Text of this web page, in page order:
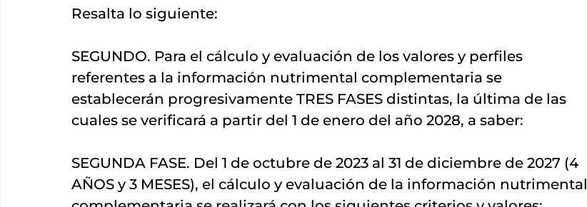
Resalta lo siguiente:
SEGUNDO. Para el cálculo y evaluación de los valores y perfiles
referentes a la información nutrimental complementaria se
establecerán progresivamente TRES FASES distintas, la última de las
cuales se verificará a partir del 1 de enero del año 2028, a saber:
SEGUNDA FASE. Del 1 de octubre de 2023 al 31 de diciembre de 2027 (4
AÑOS y 3 MESES), el cálculo y evaluación de la información nutrimental